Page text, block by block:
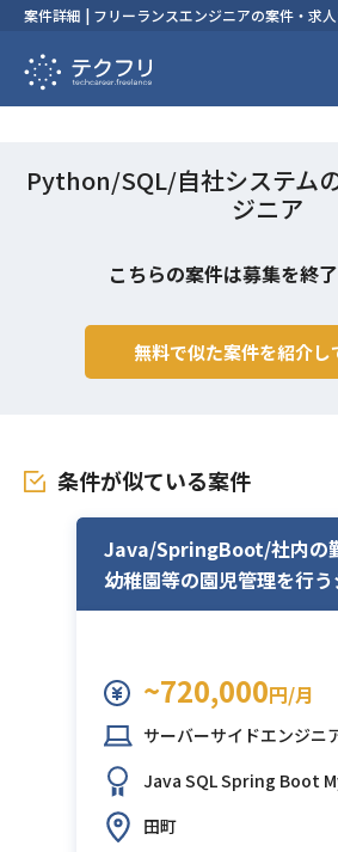
案件詳細 | フリーランスエンジニアの案件・求人
Python/SQL/自社システム
ジニア
こちらの案件は募集を終了
無料で似た案件を紹介し
条件が似ている案件
Java/SpringBoot/社内の
幼稚園等の園児管理を行
開発
~720,000円/月
サーバーサイドエンジニ
Java SQLSpring Boot
田町